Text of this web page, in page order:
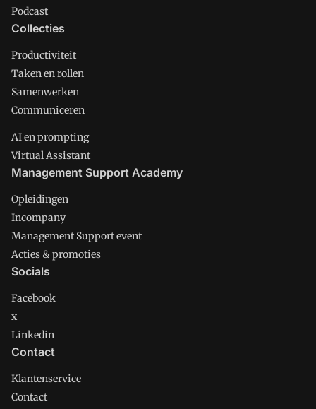
Podcast
Collecties
Productiviteit
Taken en rollen
Samenwerken
Communiceren
AI en prompting
Virtual Assistant
Management Support Academy
Opleidingen
Incompany
Management Support event
Acties & promoties
Socials
Facebook
x
Linkedin
Contact
Klantenservice
Contact